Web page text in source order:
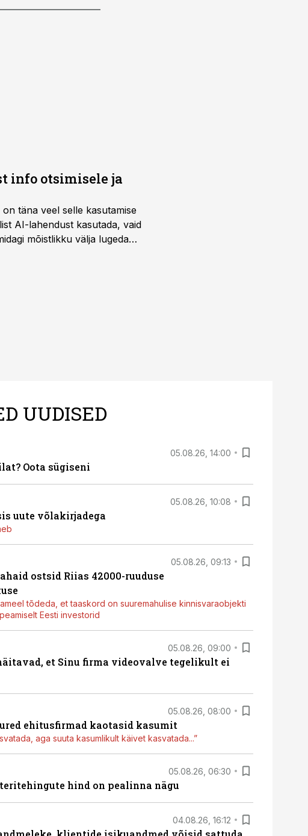
info otsimisele ja
täna veel selle kasutamise
AI-lahendust kasutada, vaid
mõistlikku välja lugeda
UUDISED
05.08.26, 14:00
Oota sügiseni
05.08.26, 10:08
uute võlakirjadega
05.08.26, 09:13
ostsid Riias 42000-ruuduse
tõdeda, et taaskord on suuremahulise kinnisvaraobjekti
Eesti investorid
05.08.26, 09:00
et Sinu firma videovalve tegelikult ei
05.08.26, 08:00
ehitusfirmad kaotasid kasumit
aga suuta kasumlikult käivet kasvatada...”
05.08.26, 06:30
hind on pealinna nägu
04.08.26, 16:12